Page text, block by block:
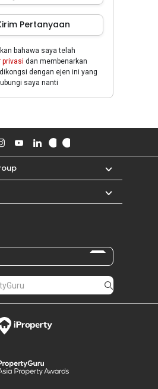
Pertanyaan
bahawa saya telah
privasi dan membenarkan
dengan ejen ini yang
saya nanti